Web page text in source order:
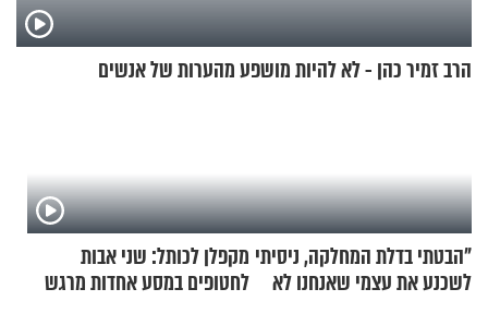
הרב זמיר כהן - לא להיות מושפע מהערות של אנשים
"הבטתי בדלת המחלקה, ניסיתי
לשכנע את עצמי שאנחנו לא
מקפלן לכותל: שני אבות
לחטופים במסע אחדות מרגש